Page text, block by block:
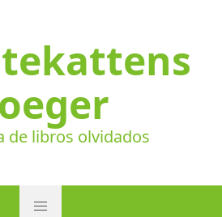
de libros olvidados